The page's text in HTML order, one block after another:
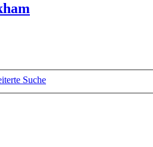
Suche